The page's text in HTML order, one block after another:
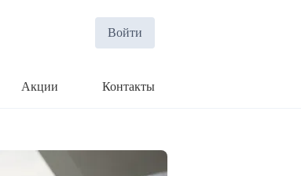
Войти
Акции Контакты